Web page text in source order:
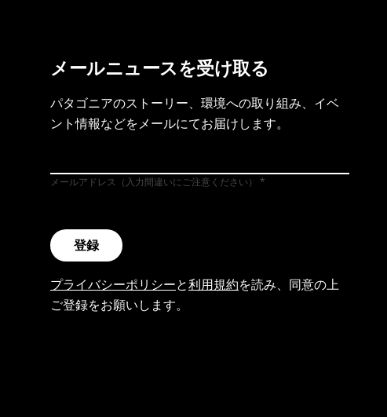
メールニュースを受け取る
パタゴニアのストーリー、環境への取り組み、イベ
ント情報などをメールにてお届けします。
メールアドレス（入力間違いにご注意ください）
登録
プライバシーポリシーと利用規約を読み、同意の上
ご登録をお願いします。